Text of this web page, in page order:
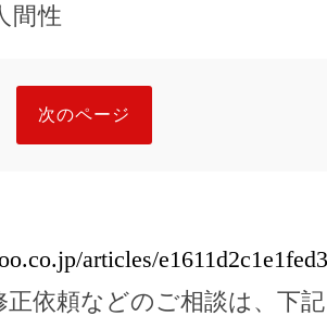
間性
次のページ
articles/
正依頼などのご相談は、下記